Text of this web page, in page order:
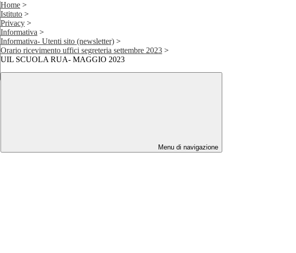
Home >
Istituto >
Privacy >
Informativa >
Informativa- Utenti sito (newsletter) >
Orario ricevimento uffici segreteria settembre 2023 >
UIL SCUOLA RUA- MAGGIO 2023
Menu di navigazione